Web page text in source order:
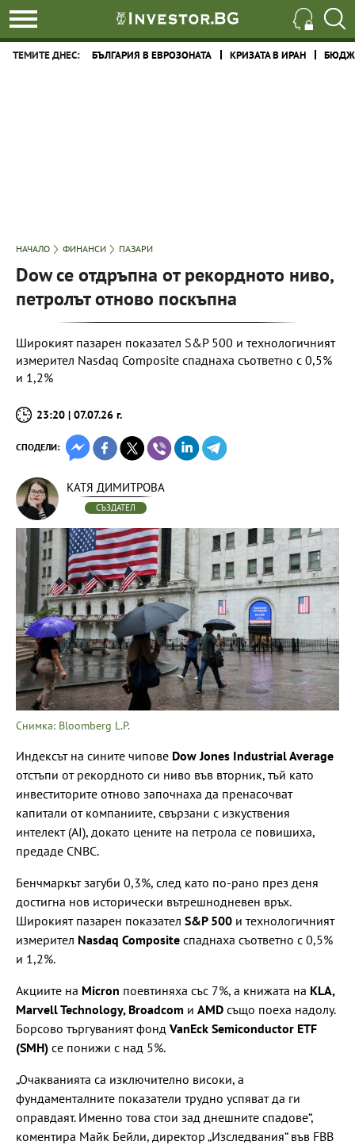
ТЕМИТЕ ДНЕС: БЪЛГАРИЯ В ЕВРОЗОНАТА КРИЗАТА В ИРАН
НАЧАЛО ФИНАНСИ ПАЗАРИ
Dow се отдръпна от рекордното ниво,
петролът отново поскъпна
Широкият пазарен показател S&P 500 и технологичният
измерител Nasdaq Composite спаднаха съответно с 0,5%
и 1,2%
23:20 | 07.07.26 г.
СПОДЕЛИ:
КАТЯ ДИМИТРОВА
СЪЗДАТЕЛ
Снимка: Bloomberg L.P.
Индексът на сините чипове Dow Jones Industrial Average
отстъпи от рекордното си ниво във вторник, тъй като
инвеститорите отново започнаха да пренасочват
капитали от компаниите, свързани с изкуствения
интелект (AI), докато цените на петрола се повишиха,
предаде CNBC.
Бенчмаркът загуби 0,3%, след като по-рано през деня
достигна нов исторически вътрешнодневен връх.
Широкият пазарен показател S&P 500 и технологичният
измерител Nasdaq Composite спаднаха съответно с 0,5%
и 1,2%.
Акциите на Micron поевтиняха със 7%, а книжата на KLA,
Marvell Technology, Broadcom и AMD също поеха надолу.
Борсово търгуваният фонд VanEck Semiconductor ETF
(SMH) се понижи с над 5%.
„Очакванията са изключително високи, а
фундаменталните показатели трудно успяват да ги
оправдаят. Именно това стои зад днешните спадове“,
коментира Майк Бейли, директор „Изследвания“ във FBB